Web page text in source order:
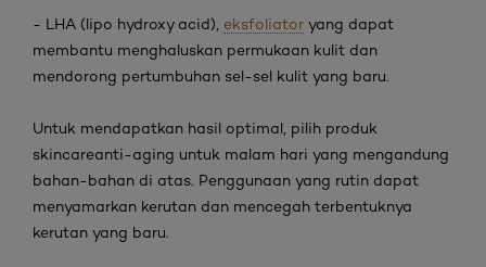
- LHA (lipo hydroxy acid), eksfoliator yang dapat
membantu menghaluskan permukaan kulit dan
mendorong pertumbuhan sel-sel kulit yang baru.
Untuk mendapatkan hasil optimal, pilih produk
skincareanti-aging untuk malam hari yang mengandung
bahan-bahan di atas. Penggunaan yang rutin dapat
menyamarkan kerutan dan mencegah terbentuknya
kerutan yang baru.